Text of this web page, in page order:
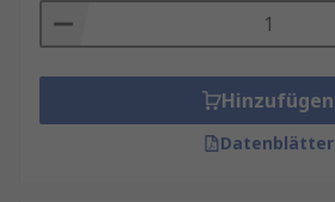
Hinzufügen
Datenblätter